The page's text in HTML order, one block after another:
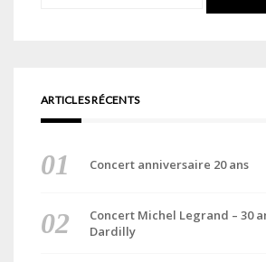
ARTICLES RÉCENTS
Concert anniversaire 20 ans
Concert Michel Legrand – 30
Dardilly